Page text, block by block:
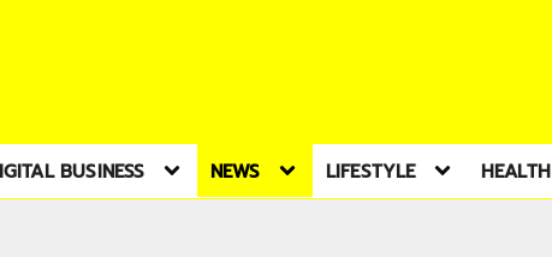
BUSINESS NEWS LIFESTYLE HEALTH